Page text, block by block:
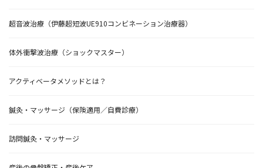
超音波治療（伊藤超短波UE910コンビネーション治療器）
体外衝撃波治療（ショックマスター）
アクティベータメソッドとは？
鍼灸・マッサージ（保険適用／自費診療）
訪問鍼灸・マッサージ